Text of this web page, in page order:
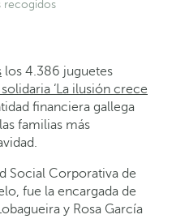
recogidos
los 4.386 juguetes
‘La ilusión crece
financiera gallega
familias más
Social Corporativa de
fue la encargada de
y Rosa García